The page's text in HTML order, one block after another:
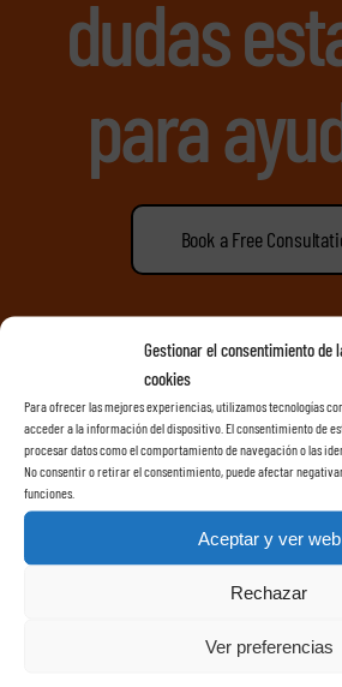
Gestionar el consentimiento de
cookies
Para ofrecer las mejores experiencias, utilizamos tecnologías
acceder a la información del dispositivo. El consentimiento de
procesar datos como el comportamiento de navegación o las
No consentir o retirar el consentimiento, puede afectar
funciones.
Aceptar y ver web
Rechazar
Ver preferencias
dudas
para
Book a Free
Llamenos